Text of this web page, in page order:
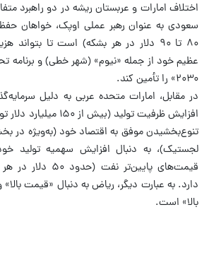
اختلاف امارات و عربستان ریشه در دو راهبرد
سعودی به عنوان رهبر عملی اوپک، خواهان
۸۰ تا ۹۰ دلار در هر بشکه) است تا
عظیم خود از جمله «نیوم» (شهر خطی) و برنامه
۲۰۳۰» را تأمین کند.
در مقابل، امارات متحده عربی به دلیل
افزایش ظرفیت تولید
تنوع‌بخشیدن موفق به اقتصاد خود (به‌ویژه در
لجستیک)، به دنبال افزایش سهمیه تولید
قیمت‌های پایین‌تر
دارد. به عبارت دیگر، ریاض به دنبال «قیمت بالا»
بالا» است.